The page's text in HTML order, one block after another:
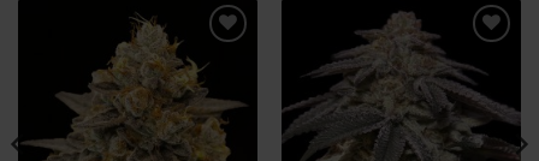
Aggiungi
alla lista
desideri
Aggiungi
alla lista
dei
desideri